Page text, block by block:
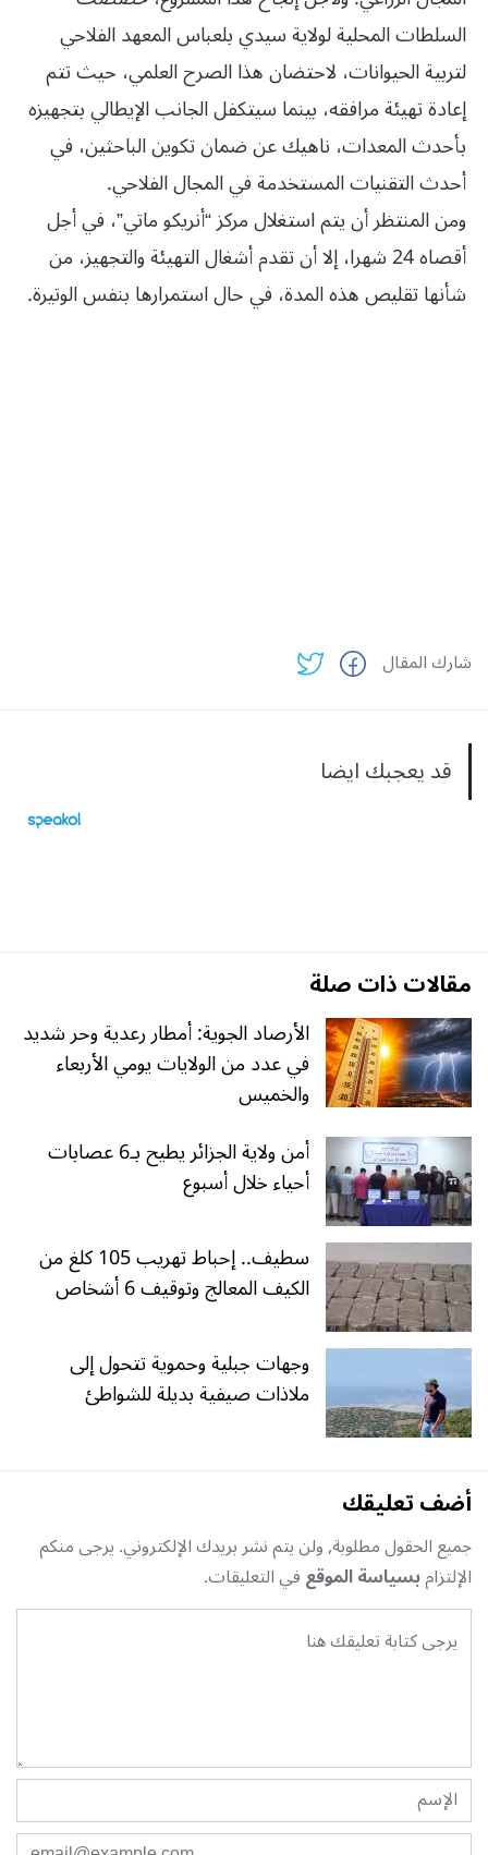
السلطات المحلية لولاية سيدي بلعباس المعهد الفلاحي
لتربية الحيوانات، لاحتضان هذا الصرح العلمي، حيث تتم
إعادة تهيئة مرافقه، بينما سيتكفل الجانب الإيطالي بتجهيزه
بأحدث المعدات، ناهيك عن ضمان تكوين الباحثين، في
أحدث التقنيات المستخدمة في المجال الفلاحي.
ومن المنتظر أن يتم استغلال مركز “أنريكو ماتي”، في أجل
أقصاه 24 شهرا، إلا أن تقدم أشغال التهيئة والتجهيز، من
شأنها تقليص هذه المدة، في حال استمرارها بنفس الوتيرة.
شارك المقال
قد يعجبك ايضا
مقالات ذات صلة
الأرصاد الجوية: أمطار رعدية وحر شديد
في عدد من الولايات يومي الأربعاء
والخميس
أمن ولاية الجزائر يطيح بـ6 عصابات
أحياء خلال أسبوع
سطيف.. إحباط تهريب 105 كلغ من
الكيف المعالج وتوقيف 6 أشخاص
وجهات جبلية وحموية تتحول إلى
ملاذات صيفية بديلة للشواطئ
أضف تعليقك
جميع الحقول مطلوبة, ولن يتم نشر بريدك الإلكتروني. يرجى منكم
الإلتزامبسياسة الموقعفي التعليقات.